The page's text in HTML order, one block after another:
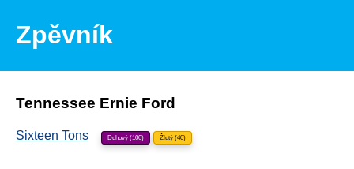
Zpěvník
Tennessee Ernie Ford
Sixteen Tons Duhový (100) Žlutý (40)